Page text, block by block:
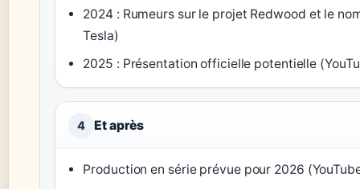
2024 : Rumeurs sur le projet Redwood et le
Tesla)
2025 : Présentation officielle potentielle
4 Et après
Production en série prévue pour 2026